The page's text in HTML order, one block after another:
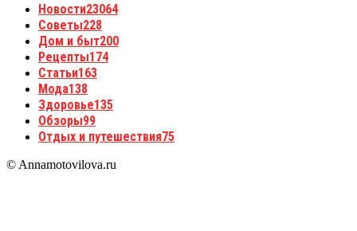
Новости23064
Советы228
Дом и быт200
Рецепты174
Статьи163
Мода138
Здоровье135
Обзоры99
Отдых и путешествия75
© Annamotovilova.ru